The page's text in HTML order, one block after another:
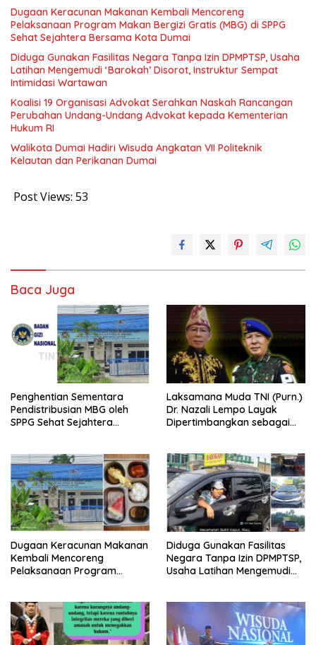
Dugaan Keracunan Makanan Kembali Mencoreng
Pelaksanaan Program Makan Bergizi Gratis (MBG) di SPPG
Sehat Sejahtera Bersama Kota Dumai
Diduga Gunakan Fasilitas Negara Tanpa Izin DPMPTSP, Usaha
Latihan Mengemudi ‘Barokah’ Disorot, Instruktur Sempat
Intimidasi Wartawan
Koalisi 19 Organisasi Advokat Serahkan Naskah Rancangan
Perubahan Undang-Undang Advokat kepada Kementerian
Hukum RI
Walikota Dumai Hadiri Wisuda Angkatan VII Politeknik
Kelautan dan Perikanan Dumai
Post Views: 53
Baca Juga
Penghentian Sementara
Pendistribusian MBG oleh
SPPG Sehat Sejahtera
Laksamana Muda TNI (Purn.)
Dr. Nazali Lempo Layak
Dipertimbangkan sebagai
Berkompromi terhadap
Penegakan Hukum
Dugaan Keracunan Makanan
Kembali Mencoreng
Pelaksanaan Program
Bersama Kota Dumai
Diduga Gunakan Fasilitas
Negara Tanpa Izin DPMPTSP,
Usaha Latihan Mengemudi